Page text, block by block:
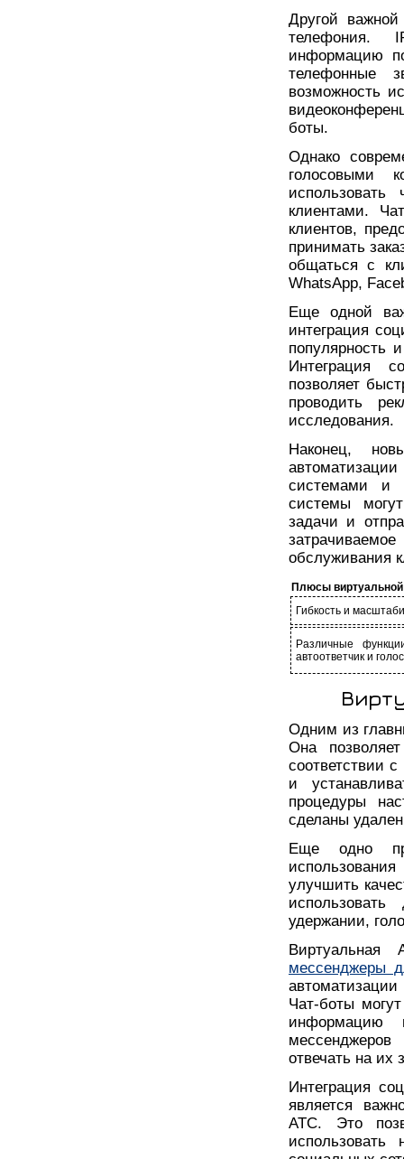
Другой
телефония.
информацию
телефонные
возможность
боты.
Однако
голосовыми
клиентами.
клиентов,
принимать
общаться с
WhatsApp,
Еще одной
интеграция
популярность
Интеграция
позволяет
проводить
исследования.
Наконец,
системами и
системы
задачи и
обслуживания
Плюсы
Гибкость и
Различные
автоответчик и
Одним из
Она
соответствии
и
процедуры
сделаны
Еще одно
улучшить
удержании,
Виртуальная
мессенджеры
Чат-боты
информацию
отвечать на их
Интеграция
является
АТС. Это